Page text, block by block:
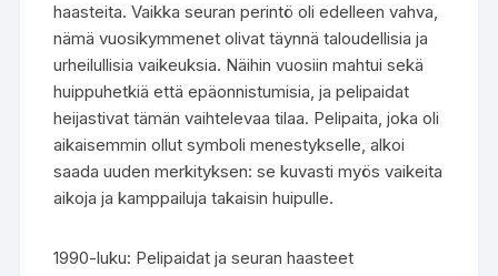
haasteita. Vaikka seuran perintö oli edelleen vahva,
nämä vuosikymmenet olivat täynnä taloudellisia ja
urheilullisia vaikeuksia. Näihin vuosiin mahtui sekä
huippuhetkiä että epäonnistumisia, ja pelipaidat
heijastivat tämän vaihtelevaa tilaa. Pelipaita, joka oli
aikaisemmin ollut symboli menestykselle, alkoi
saada uuden merkityksen: se kuvasti myös vaikeita
aikoja ja kamppailuja takaisin huipulle.
1990-luku: Pelipaidat ja seuran haasteet